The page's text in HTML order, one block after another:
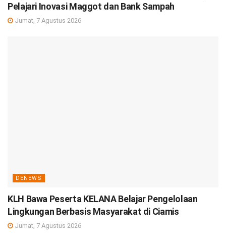
Pelajari Inovasi Maggot dan Bank Sampah
Jumat, 7 Agustus 2026
DENEWS
KLH Bawa Peserta KELANA Belajar Pengelolaan
Lingkungan Berbasis Masyarakat di Ciamis
Jumat, 7 Agustus 2026